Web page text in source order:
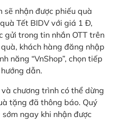
sẽ nhận được phiếu quà
Tết BIDV với giá 1 Đ,
gửi trong tin nhắn OTT trên
khách hàng đăng nhập
năng “VnShop”, chọn tiếp
dẫn.
chương trình có thể dừng
tặng đã thông báo. Quý
ngay khi nhận được